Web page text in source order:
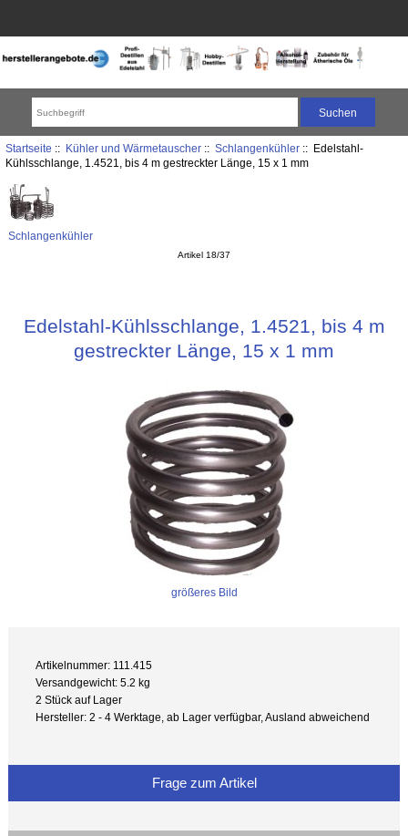
Startseite :: Kühler und Wärmetauscher:: Schlangenkühler:: Edelstahl-
Kühlsschlange, 1.4521, bis 4 m gestreckter Länge, 15 x 1 mm
Schlangenkühler
Artikel 18/37
Edelstahl-Kühlsschlange, 1.4521, bis 4 m
gestreckter Länge, 15 x 1 mm
größeres Bild
Artikelnummer: 111.415
Versandgewicht: 5.2 kg
2 Stück auf Lager
Hersteller: 2 - 4 Werktage, ab Lager verfügbar, Ausland abweichend
Frage zum Artikel